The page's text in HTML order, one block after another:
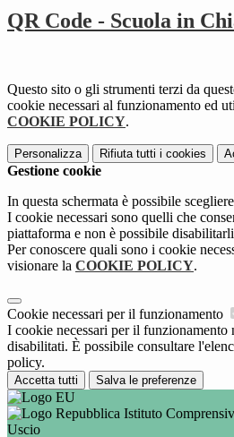
QR Code - Scuola in
Questo sito o gli strumenti terzi da
cookie necessari al funzionamento ed
COOKIE POLICY.
Personalizza Rifiuta tutti i cookies
Gestione cookie
In questa schermata è possibile
I cookie necessari sono quelli che
piattaforma e non è possibile
Per conoscere quali sono i cookie
visionare la COOKIE POLICY.
Cookie necessari per il funzionamento
I cookie necessari per il funzionamento
disabilitati. È possibile consultare
policy.
Accetta tutti Salva le preferenze
Istituto
Uscio